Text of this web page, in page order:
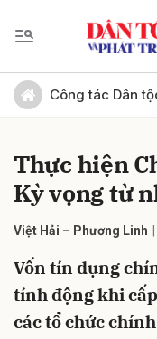
Công tác Dân
Thực hiện
Kỳ vọng từ
Việt Hải – Phương Linh
Vốn tín dụng
tính động khi
các tổ chức
Gửi bình luận